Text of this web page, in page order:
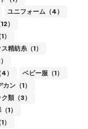
ユニフォーム（4）
）
精紡糸（1）
）
ベビー服（1）
ン（1）
類（3）
1）